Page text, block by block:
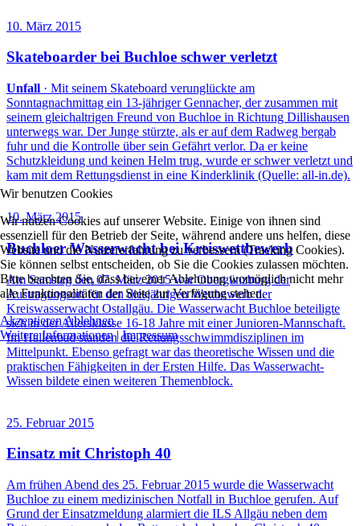
10. März 2015
Skateboarder bei Buchloe schwer verletzt
Unfall · Mit seinem Skateboard verunglückte am
Sonntagnachmittag ein 13-jähriger Gennacher, der zusammen mit
seinem gleichaltrigen Freund von Buchloe in Richtung Dillishausen
unterwegs war. Der Junge stürzte, als er auf dem Radweg bergab
fuhr und die Kontrolle über sein Gefährt verlor. Da er keine
Schutzkleidung und keinen Helm trug, wurde er schwer verletzt und
kam mit dem Rettungsdienst in eine Kinderklinik (Quelle: all-in.de).
10. März 2015
Buchloer Wasserwacht bei Kreiswettbewerb
Am Samstag den 07. März 2015 war Obergünzburg der
Austragungsort für den diesjährigen Wettbewerb der
Kreiswasserwacht Ostallgäu. Die Wasserwacht Buchloe beteiligte
sich in der Altersklasse 16-18 Jahre mit einer Junioren-Mannschaft.
Im Hallenbad standen die Rettungsschwimmdisziplinen im
Mittelpunkt. Ebenso gefragt war das theoretische Wissen und die
praktischen Fähigkeiten in der Ersten Hilfe. Das Wasserwacht-
Wissen bildete einen weiteren Themenblock.
25. Februar 2015
Einsatz mit Christoph 40
Am frühen Abend des 25. Februar 2015 wurde die Wasserwacht
Buchloe zu einem medizinischen Notfall in Buchloe gerufen. Auf
Grund der Einsatzmeldung alarmiert die ILS Allgäu neben dem
Wir benutzen Cookies
Wir nutzen Cookies auf unserer Website. Einige von ihnen sind
essenziell für den Betrieb der Seite, während andere uns helfen, diese
Website und die Nutzererfahrung zu verbessern (Tracking Cookies).
Sie können selbst entscheiden, ob Sie die Cookies zulassen möchten.
Bitte beachten Sie, dass bei einer Ablehnung womöglich nicht mehr
alle Funktionalitäten der Seite zur Verfügung stehen.
Akzeptieren Ablehnen
Weitere Informationen|Impressum